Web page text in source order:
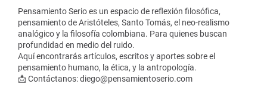
Pensamiento Serio es un espacio de reflexión filosófica,
pensamiento de Aristóteles, Santo Tomás, el neo-realismo
analógico y la filosofía colombiana. Para quienes buscan
profundidad en medio del ruido.
Aquí encontrarás artículos, escritos y aportes sobre el
pensamiento humano, la ética, y la antropología.
📩 Contáctanos: diego@pensamientoserio.com